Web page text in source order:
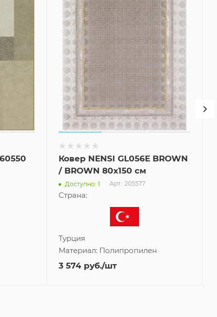
Ковер NENSI GL056E BROWN
/ BROWN 80x150 см
Доступно: 1 Арт.: 205577
Страна:
Турция
Материал: Полипропилен
3 574 руб./шт